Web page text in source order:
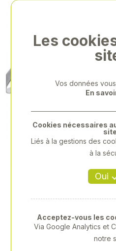
Les
Vos données
En
Oui
Cookies nécessaires
site
Liés à la gestions des
à la
Acceptez-vous les
Via Google Analytics et
notre